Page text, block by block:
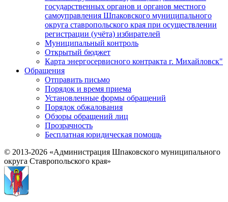
государственных органов и органов местного
самоуправления Шпаковского муниципального
округа ставропольского края при осуществлении
регистрации (учёта) избирателей
Муниципальный контроль
Открытый бюджет
Карта энергосервисного контракта г. Михайловск"
Обращения
Отправить письмо
Порядок и время приема
Установленные формы обращений
Порядок обжалования
Обзоры обращений лиц
Прозрачность
Бесплатная юридическая помощь
© 2013-2026 «Администрация Шпаковского муниципального
округа Ставропольского края»